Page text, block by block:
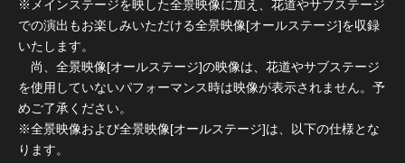
※メインステージを映した全景映像に加え、花道やサブステージ
での演出もお楽しみいただける全景映像[オールステージ]を収録
いたします。
尚、全景映像[オールステージ]の映像は、花道やサブステージ
を使用していないパフォーマンス時は映像が表示されません。予
めご了承ください。
※全景映像および全景映像[オールステージ]は、以下の仕様とな
ります。